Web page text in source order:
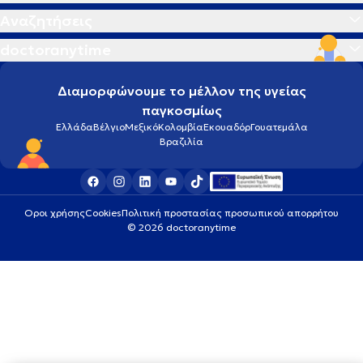
Διαμορφώνουμε το μέλλον της υγείας
παγκοσμίως
ΕλλάδαΒέλγιοΜεξικόΚολομβίαΕκουαδόρΓουατεμάλα
Βραζιλία
Οροι χρήσηςCookiesΠολιτική προστασίας προσωπικού απορρήτου
© 2026 doctoranytime